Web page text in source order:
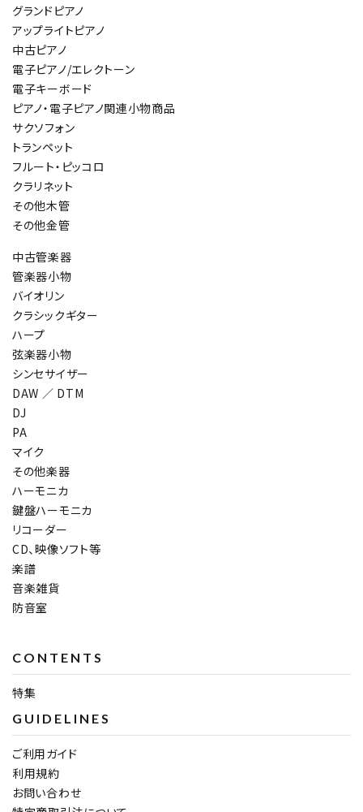
グランドピアノ
アップライトピアノ
中古ピアノ
電子ピアノ/エレクトーン
電子キーボード
ピアノ・電子ピアノ関連小物商品
サクソフォン
トランペット
フルート・ピッコロ
クラリネット
その他木管
その他金管
中古管楽器
管楽器小物
バイオリン
クラシックギター
ハープ
弦楽器小物
シンセサイザー
DAW ／ DTM
DJ
PA
マイク
その他楽器
ハーモニカ
鍵盤ハーモニカ
リコーダー
CD、映像ソフト等
楽譜
音楽雑貨
防音室
CONTENTS
特集
GUIDELINES
ご利用ガイド
利用規約
お問い合わせ